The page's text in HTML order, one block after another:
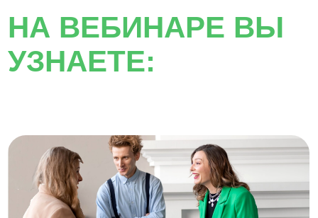
Что меняется, когда голос
начинает звучать уверенно и с
7
собственном звучании